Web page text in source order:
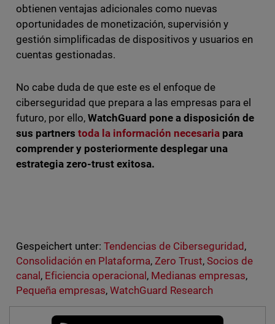
obtienen ventajas adicionales como nuevas
oportunidades de monetización, supervisión y
gestión simplificadas de dispositivos y usuarios en
cuentas gestionadas.
No cabe duda de que este es el enfoque de
ciberseguridad que prepara a las empresas para el
futuro, por ello, WatchGuard pone a disposición de
sus partners toda la información necesaria para
comprender y posteriormente desplegar una
estrategia zero-trust exitosa.
Gespeichert unter: Tendencias de Ciberseguridad ,
Consolidación en Plataforma, Zero Trust,Socios de
canal , Eficiencia operacional , Medianas empresas,
Pequeña empresas, WatchGuard Research